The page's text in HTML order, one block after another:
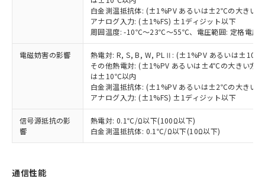
白金測温抵抗体: (±1%PV あるいは±2℃の大きい
アナログ入力: (±1%FS) ±1ディジット以下
周囲温度: -10℃～23℃～55℃、電圧範囲: 定格電圧
電磁妨害の影響
熱電対: R, S, B, W, PLⅡ: (±1%PV あるいは±10℃
その他熱電対: (±1%PV あるいは±4℃の大きい方
は±10℃以内
白金測温抵抗体: (±1%PV あるいは±2℃の大きい
アナログ入力: (±1%FS) ±1ディジット以下
信号源抵抗の影
響
熱電対: 0.1℃/Ω以下(100Ω以下)
白金測温抵抗体: 0.1℃/Ω以下(10Ω以下)
通信性能
メンバーズにご登録されている必要が
あります。
お客様が当ウェブサイト上で当社にご
登録された部品リストについて、当社
および当社の共同利用者が、当社の製
品・サービスに関するお客様との取
引・商談に必要な範囲で利用すること
をご了承ください。
※当社の共同利用者とは、"個人情報
の共同利用に関して"
の「1.共同利
用者の範囲」に記載されている法人を
指します。
※3 非含有証明書ダウンロード
下記の非含有証明書をダウンロードするこ
とができます。
EU RoHS指令（10物質）の非含有証明書
51物質の非含有証明書（当社基準）
※本証明書は発行日時点で非含有を証明す
るもので、過去に遡って非含有を証明する
及ぼさない年数を意味します。
「－」：未確認です。当社販売部門へお問
い合わせください。
り引きをいたしません。
合意する キャンセル